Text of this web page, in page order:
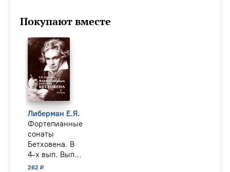
Покупают вместе
Либерман Е.Я.
Фортепианные
сонаты
Бетховена. В
4-х вып. Вып.
1: Сонаты № 1–
262 ₽